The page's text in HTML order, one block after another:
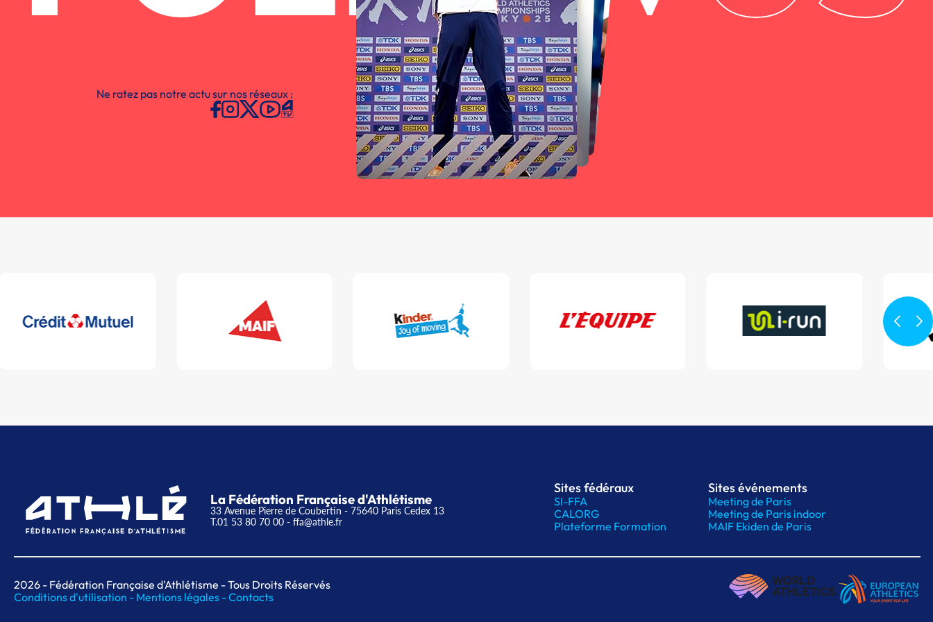
Ne ratez pas notre actu sur nos réseaux :
La Fédération Française d'Athlétisme
33 Avenue Pierre de Coubertin - 75640 Paris Cedex 13
T.01 53 80 70 00 - ffa@athle.fr
Sites fédéraux
SI-FFA
CALORG
Plateforme Formation
Sites événements
Meeting de Paris
Meeting de Paris indoor
MAIF Ekiden de Paris
2026 - Fédération Française d'Athlétisme - Tous Droits Réservés
Conditions d'utilisation - Mentions légales -Contacts